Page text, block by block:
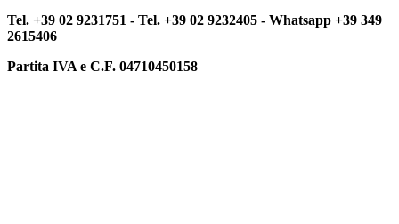
Tel. +39 02 9231751 - Tel. +39 02 9232405 - Whatsapp +39 349
2615406
Partita IVA e C.F. 04710450158